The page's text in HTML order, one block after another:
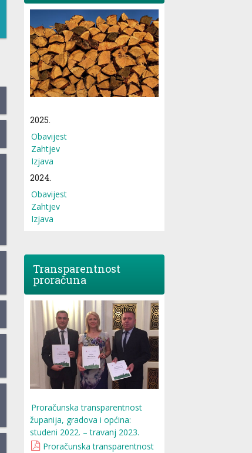
2025.
Obavijest
Zahtjev
Izjava
2024.
Obavijest
Zahtjev
Izjava
Transparentnost
proračuna
Proračunska transparentnost
županija, gradova i općina:
studeni 2022. – travanj 2023.
Proračunska transparentnost